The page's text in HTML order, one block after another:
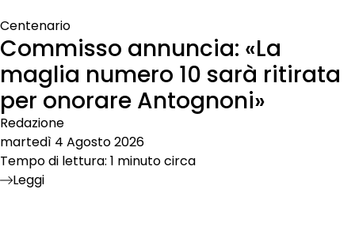
Centenario
Commisso annuncia: «La
maglia numero 10 sarà ritirata
per onorare Antognoni»
Redazione
martedì 4 Agosto 2026
Tempo di lettura: 1 minuto circa
Leggi